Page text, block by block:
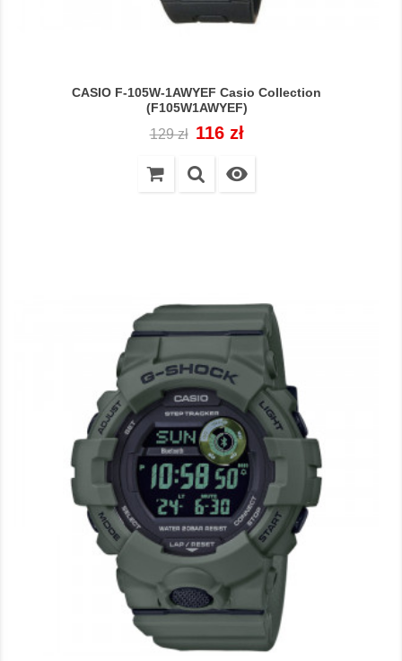
CASIO F-105W-1AWYEF Casio Collection
(F105W1AWYEF)
Cena
129 zł Cena
116 zł
